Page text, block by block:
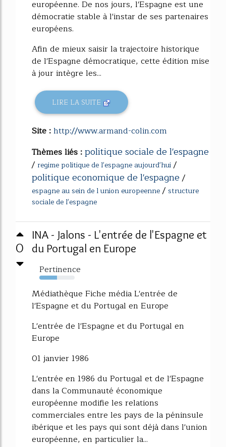
européenne. De nos jours, l'Espagne est une
démocratie stable à l'instar de ses partenaires
européens.
Afin de mieux saisir la trajectoire historique
de l'Espagne démocratique, cette édition mise
à jour intègre les...
LIRE LA SUITE
Site :http://www.armand-colin.com
Thèmes liés :politique sociale de l'espagne
/ regime politique de l'espagne aujourd'hui/
politique economique de l'espagne/
espagne au sein de l union europeenne/ structure
sociale de l'espagne
0
INA - Jalons - L'entrée de l'Espagne et
du Portugal en Europe
Pertinence
50%
Médiathèque Fiche média L'entrée de
l'Espagne et du Portugal en Europe
L'entrée de l'Espagne et du Portugal en
Europe
01 janvier 1986
L'entrée en 1986 du Portugal et de l'Espagne
dans la Communauté économique
européenne modifie les relations
commerciales entre les pays de la péninsule
ibérique et les pays qui sont déjà dans l'union
européenne, en particulier la...